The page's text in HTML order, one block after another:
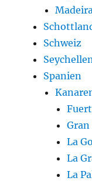
Madeira
Schweiz
Seychellen
Spanien
Gran
La
La
La